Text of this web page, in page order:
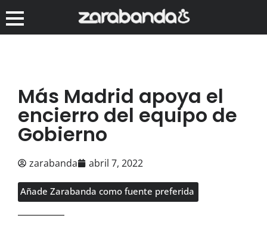
Más Madrid apoya el
encierro del equipo de
Gobierno
zarabanda abril 7, 2022
Añade Zarabanda como fuente preferida